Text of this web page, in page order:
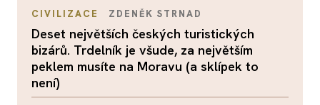
CIVILIZACE ZDENĚK STRNAD
Deset největších českých turistických
bizárů. Trdelník je všude, za největším
peklem musíte na Moravu (a sklípek to
není)